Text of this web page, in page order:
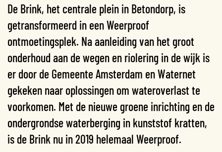
De Brink, het centrale plein in Betondorp, is
getransformeerd in een Weerproof
ontmoetingsplek. Na aanleiding van het groot
onderhoud aan de wegen en riolering in de wijk is
er door de Gemeente Amsterdam en Waternet
gekeken naar oplossingen om wateroverlast te
voorkomen. Met de nieuwe groene inrichting en de
ondergrondse waterberging in kunststof kratten,
is de Brink nu in 2019 helemaal Weerproof.